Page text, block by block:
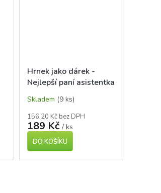
Hrnek jako dárek -
Nejlepší paní asistentka
Skladem (9 ks)
156,20 Kč bez DPH
189 Kč / ks
DO KOŠÍKU